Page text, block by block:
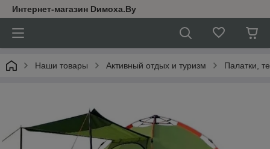
Интернет-магазин Dимoхa.By
Наши товары Активный отдых и туризм Палатки,